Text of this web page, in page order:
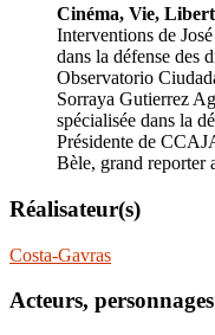
Cinéma, Vie,
Interventions de
dans la défense des
Observatorio
Sorraya Gutierrez
spécialisée dans la
Présidente de
Bèle, grand reporter
Réalisateur(s)
Costa-Gavras
Acteurs, personnages